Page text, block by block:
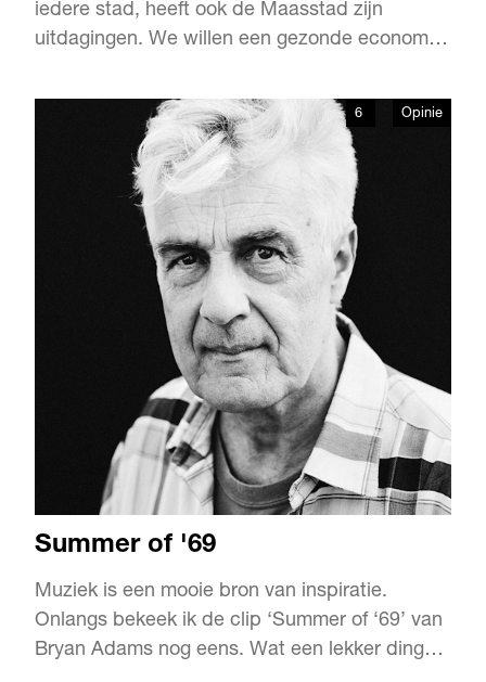
iedere stad, heeft ook de Maasstad zijn
uitdagingen. We willen een gezonde economie,
horeca. Gezelligheid. In Rotterdam moet het
goed toeven zijn. Voor iedereen zo vaak
6 Opinie
Summer of '69
Muziek is een mooie bron van inspiratie.
Onlangs bekeek ik de clip ‘Summer of ‘69’ van
Bryan Adams nog eens. Wat een lekker ding